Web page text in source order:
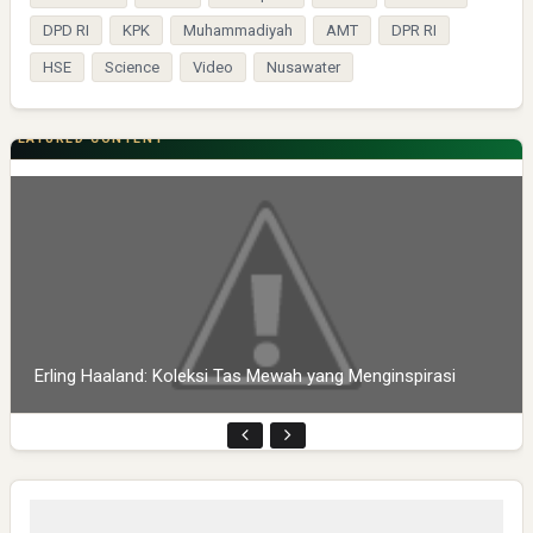
DPD RI KPK Muhammadiyah AMT DPR RI
HSE Science Video Nusawater
FEATURED CONTENT
Erling Haaland: Koleksi Tas Mewah yang Menginspirasi